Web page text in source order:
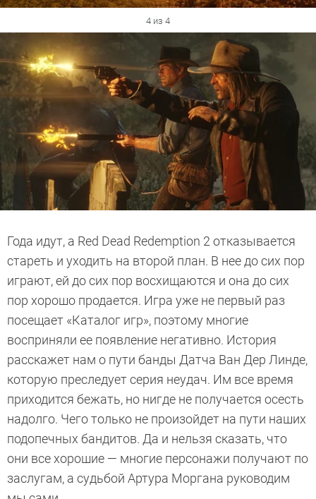
4 из 4
Года идут, а Red Dead Redemption 2 отказывается
стареть и уходить на второй план. В нее до сих пор
играют, ей до сих пор восхищаются и она до сих
пор хорошо продается. Игра уже не первый раз
посещает «Каталог игр», поэтому многие
восприняли ее появление негативно. История
расскажет нам о пути банды Датча Ван Дер Линде,
которую преследует серия неудач. Им все время
приходится бежать, но нигде не получается осесть
надолго. Чего только не произойдет на пути наших
подопечных бандитов. Да и нельзя сказать, что
они все хорошие — многие персонажи получают по
заслугам, а судьбой Артура Моргана руководим